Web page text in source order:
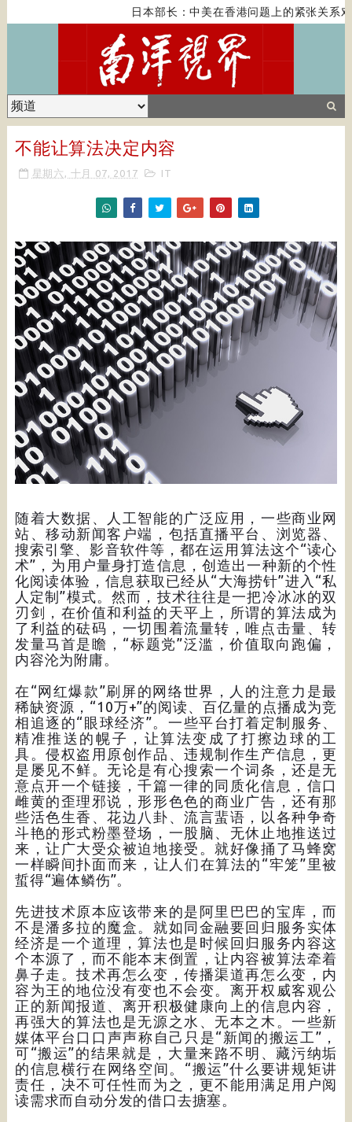
日本部长：中美在香港问题上的紧张关系对
不能让算法决定内容
星期六, 十月 07, 2017 IT
随着大数据、人工智能的广泛应用，一些商业网
站、移动新闻客户端，包括直播平台、浏览器、
搜索引擎、影音软件等，都在运用算法这个“读心
术”，为用户量身打造信息，创造出一种新的个性
化阅读体验，信息获取已经从“大海捞针”进入“私
人定制”模式。然而，技术往往是一把冷冰冰的双
刃剑，在价值和利益的天平上，所谓的算法成为
了利益的砝码，一切围着流量转，唯点击量、转
发量马首是瞻，“标题党”泛滥，价值取向跑偏，
内容沦为附庸。
在“网红爆款”刷屏的网络世界，人的注意力是最
稀缺资源，“10万+”的阅读、百亿量的点播成为竞
相追逐的“眼球经济”。一些平台打着定制服务、
精准推送的幌子，让算法变成了打擦边球的工
具。侵权盗用原创作品、违规制作生产信息，更
是屡见不鲜。无论是有心搜索一个词条，还是无
意点开一个链接，千篇一律的同质化信息，信口
雌黄的歪理邪说，形形色色的商业广告，还有那
些活色生香、花边八卦、流言蜚语，以各种争奇
斗艳的形式粉墨登场，一股脑、无休止地推送过
来，让广大受众被迫地接受。就好像捅了马蜂窝
一样瞬间扑面而来，让人们在算法的“牢笼”里被
蜇得“遍体鳞伤”。
先进技术原本应该带来的是阿里巴巴的宝库，而
不是潘多拉的魔盒。就如同金融要回归服务实体
经济是一个道理，算法也是时候回归服务内容这
个本源了，而不能本末倒置，让内容被算法牵着
鼻子走。技术再怎么变，传播渠道再怎么变，内
容为王的地位没有变也不会变。离开权威客观公
正的新闻报道、离开积极健康向上的信息内容，
再强大的算法也是无源之水、无本之木。一些新
媒体平台口口声声称自己只是“新闻的搬运工”，
可“搬运”的结果就是，大量来路不明、藏污纳垢
的信息横行在网络空间。“搬运”什么要讲规矩讲
责任，决不可任性而为之，更不能用满足用户阅
读需求而自动分发的借口去搪塞。